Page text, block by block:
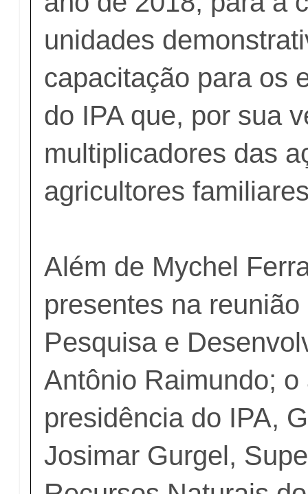
unidades
capacitação para os
do IPA que, por sua
multiplicadores das
agricultores
Além de Mychel
presentes na
Pesquisa e
Antônio Raimundo;
presidência do IPA,
Josimar Gurgel,